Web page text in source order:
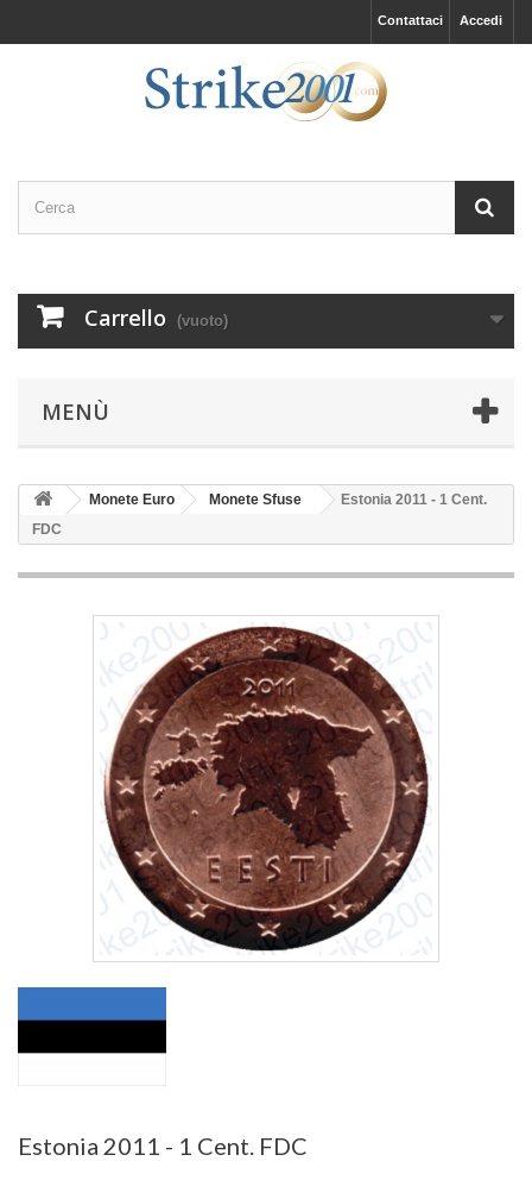
Accedi
Contattaci
Carrello (vuoto)
MENÙ
Monete Euro Monete Sfuse
Estonia 2011 - 1 Cent.
FDC
Estonia 2011 - 1 Cent. FDC